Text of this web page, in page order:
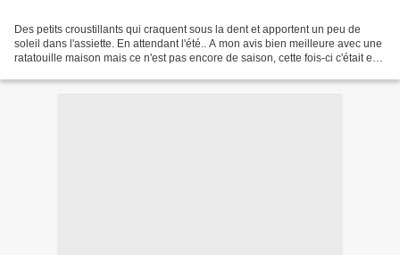
Des petits croustillants qui craquent sous la dent et apportent un peu de
soleil dans l'assiette. En attendant l'été.. A mon avis bien meilleure avec une
ratatouille maison mais ce n'est pas encore de saison, cette fois-ci c'était en